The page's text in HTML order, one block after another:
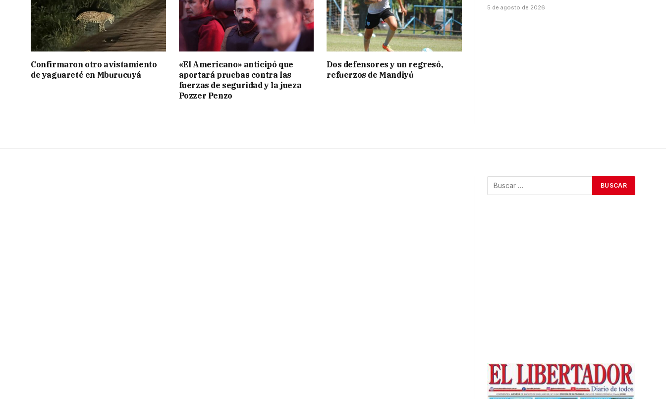
Confirmaron otro avistamiento
de yaguareté en Mburucuyá
«El Americano» anticipó que
aportará pruebas contra las
fuerzas de seguridad y la jueza
Pozzer Penzo
Dos defensores y un regresó,
refuerzos de Mandiyú
5 de agosto de 2026